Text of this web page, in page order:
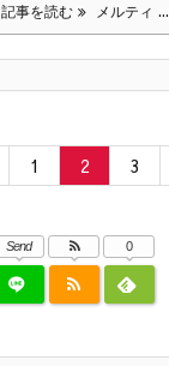
記事を読む メルティ ...
1 2 3
Send 0